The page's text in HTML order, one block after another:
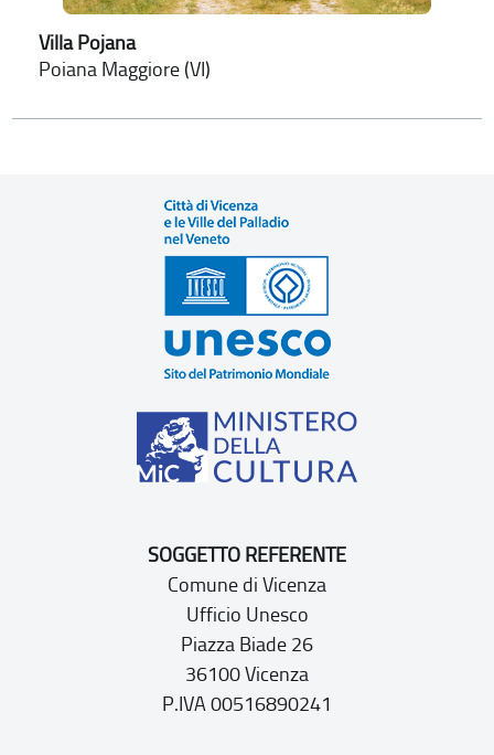
Villa Pojana
Poiana Maggiore (VI)
SOGGETTO REFERENTE
Comune di Vicenza
Ufficio Unesco
Piazza Biade 26
36100 Vicenza
P.IVA 00516890241